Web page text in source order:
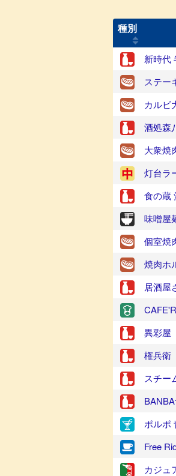
種別
新時代
ステー
カルビ
酒処森
大衆焼
灯台ラ
食の蔵
味噌屋
個室焼
焼肉ホ
居酒屋
異彩屋
権兵衛
スチー
ポルポ
Free
カジュ